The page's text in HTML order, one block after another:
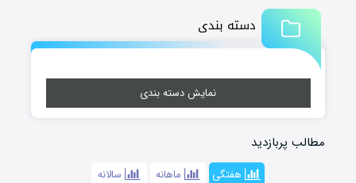
دسته بندی
نمایش دسته بندی
مطالب پربازدید
هفتگی ماهانه سالانه